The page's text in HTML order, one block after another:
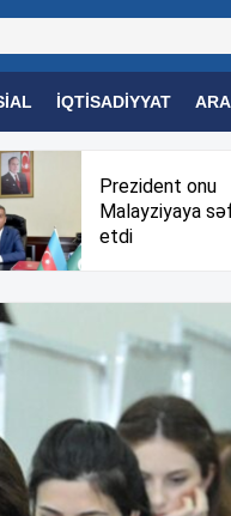
İQTISADIYYAT
Prezident onu
Malayziyaya
etdi